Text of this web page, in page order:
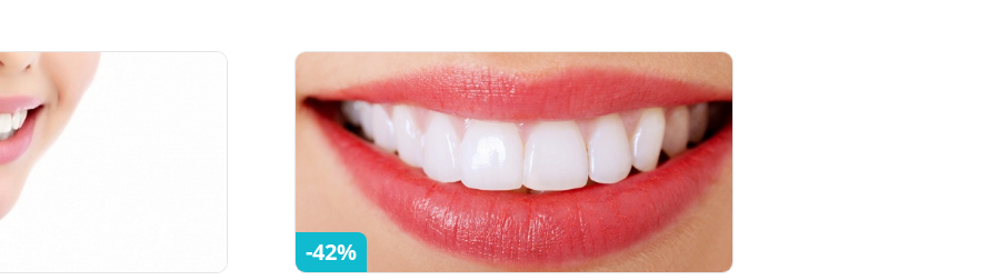
-42%